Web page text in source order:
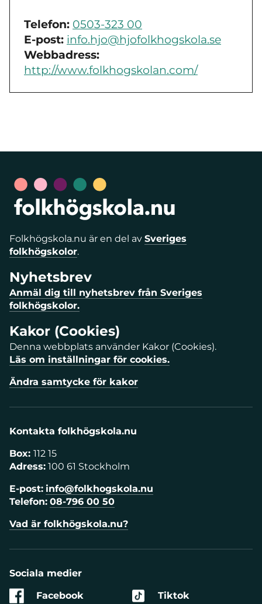
Telefon: 0503-323 00
E-post: info.hjo@hjofolkhogskola.se
Webbadress:
http://www.folkhogskolan.com/
Folkhögskola.nu är en del av Sveriges
folkhögskolor.
Nyhetsbrev
Anmäl dig till nyhetsbrev från Sveriges
folkhögskolor.
Kakor (Cookies)
Denna webbplats använder Kakor (Cookies).
Läs om inställningar för cookies.
Ändra samtycke för kakor
Kontakta folkhögskola.nu
Box: 112 15
Adress: 100 61 Stockholm
E-post: info@folkhogskola.nu
Telefon: 08-796 00 50
Vad är folkhögskola.nu?
Sociala medier
Facebook
Tiktok